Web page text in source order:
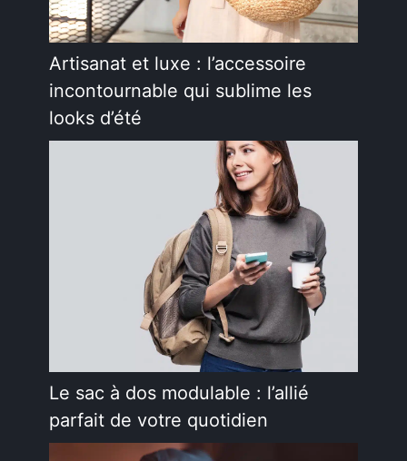
Artisanat et luxe : l’accessoire
incontournable qui sublime les
looks d’été
Le sac à dos modulable : l’allié
parfait de votre quotidien